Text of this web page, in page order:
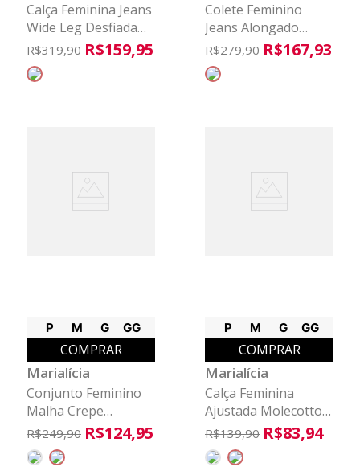
Calça Feminina Jeans
Wide Leg Desfiada
Marialícia Preto
R$319,90 R$159,95
Colete Feminino
Jeans Alongado
Marialícia Azul
R$279,90 R$167,93
P M G GG
COMPRAR
Marialícia
Conjunto Feminino
Malha Crepe
Marialícia Marrom
R$249,90 R$124,95
P M G GG
COMPRAR
Marialícia
Calça Feminina
Ajustada Molecotton
Marialícia Preto
R$139,90 R$83,94